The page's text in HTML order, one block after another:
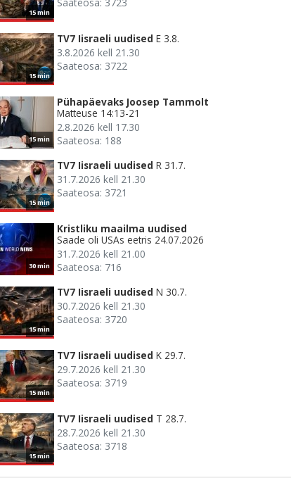
15 min
15 min
TV7 Iisraeli uudised E 3.8.
3.8.2026 kell 21.30
Saateosa: 3722
15 min
Pühapäevaks Joosep Tammolt
Matteuse 14:13-21
2.8.2026 kell 17.30
Saateosa: 188
15 min
TV7 Iisraeli uudised R 31.7.
31.7.2026 kell 21.30
Saateosa: 3721
30 min
Kristliku maailma uudised
Saade oli USAs eetris 24.07.2026
31.7.2026 kell 21.00
Saateosa: 716
15 min
TV7 Iisraeli uudised N 30.7.
30.7.2026 kell 21.30
Saateosa: 3720
15 min
TV7 Iisraeli uudised K 29.7.
29.7.2026 kell 21.30
Saateosa: 3719
15 min
TV7 Iisraeli uudised T 28.7.
28.7.2026 kell 21.30
Saateosa: 3718